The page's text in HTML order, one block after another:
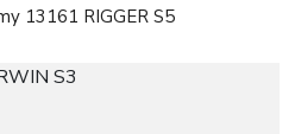
13161 RIGGER S5